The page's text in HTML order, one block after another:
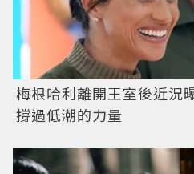
梅根哈利離開王室後近況
撐過低潮的力量